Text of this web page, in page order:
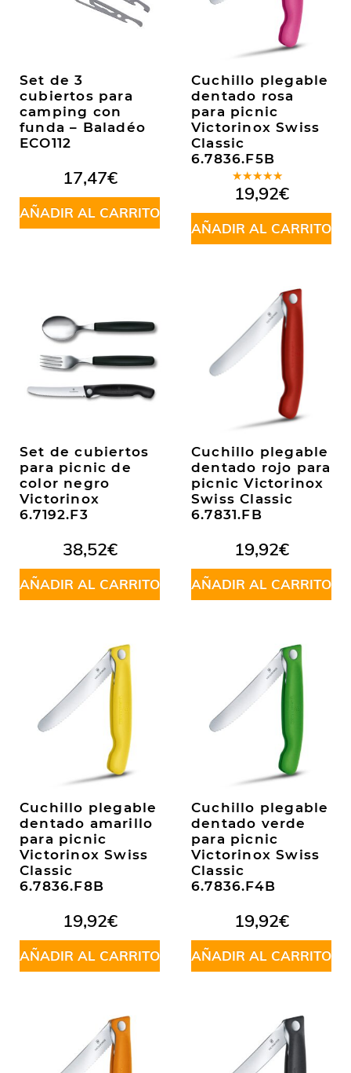
Set de 3
cubiertos para
camping con
funda – Baladéo
ECO112
17,47€
AÑADIR AL CARRITO
Cuchillo plegable
dentado rosa
para picnic
Victorinox Swiss
Classic
6.7836.F5B
Valorado
en5.00de
5
19,92€
AÑADIR AL CARRITO
Set de cubiertos
para picnic de
color negro
Victorinox
6.7192.F3
38,52€
AÑADIR AL CARRITO
Cuchillo plegable
dentado rojo para
picnic Victorinox
Swiss Classic
6.7831.FB
19,92€
AÑADIR AL CARRITO
Cuchillo plegable
dentado amarillo
para picnic
Victorinox Swiss
Classic
6.7836.F8B
19,92€
AÑADIR AL CARRITO
Cuchillo plegable
dentado verde
para picnic
Victorinox Swiss
Classic
6.7836.F4B
19,92€
AÑADIR AL CARRITO